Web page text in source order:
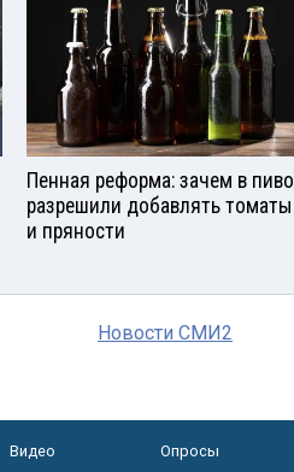
Пенная реформа: зачем в пиво
разрешили добавлять томаты
и пряности
Новости СМИ2
Видео Опросы